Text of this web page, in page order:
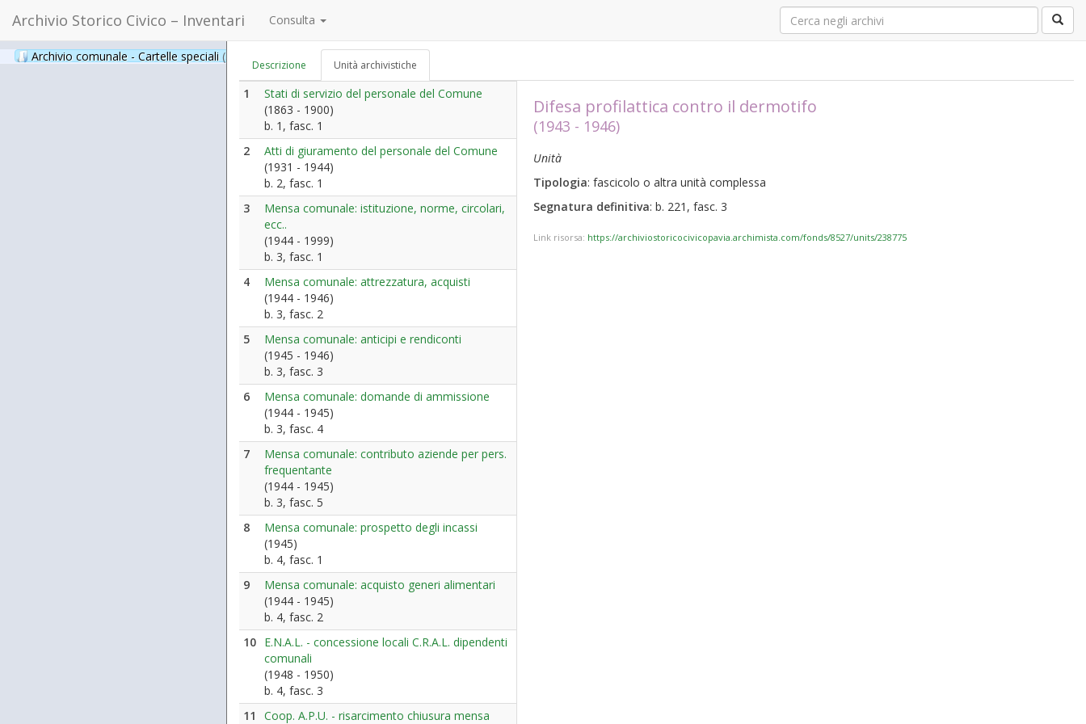
Archivio Storico Civico – Inventari Consulta
Archivio comunale - Cartelle speciali (397)
Descrizione Unità archivistiche
1
Stati di servizio del personale del Comune
(1863 - 1900)
b. 1, fasc. 1
2
Atti di giuramento del personale del Comune
(1931 - 1944)
b. 2, fasc. 1
3
Mensa comunale: istituzione, norme, circolari,
ecc..
(1944 - 1999)
b. 3, fasc. 1
4
Mensa comunale: attrezzatura, acquisti
(1944 - 1946)
b. 3, fasc. 2
5
Mensa comunale: anticipi e rendiconti
(1945 - 1946)
b. 3, fasc. 3
6
Mensa comunale: domande di ammissione
(1944 - 1945)
b. 3, fasc. 4
7
Mensa comunale: contributo aziende per pers.
frequentante
(1944 - 1945)
b. 3, fasc. 5
8
Mensa comunale: prospetto degli incassi
(1945)
b. 4, fasc. 1
9
Mensa comunale: acquisto generi alimentari
(1944 - 1945)
b. 4, fasc. 2
10 E.N.A.L. - concessione locali C.R.A.L. dipendenti
comunali
(1948 - 1950)
b. 4, fasc. 3
11
Coop. A.P.U. - risarcimento chiusura mensa
Difesa profilattica contro il dermotifo
(1943 - 1946)
Unità
Tipologia: fascicolo o altra unità complessa
Segnatura definitiva: b. 221, fasc. 3
Link risorsa: https://archiviostoricocivicopavia.archimista.com/fonds/8527/units/238775